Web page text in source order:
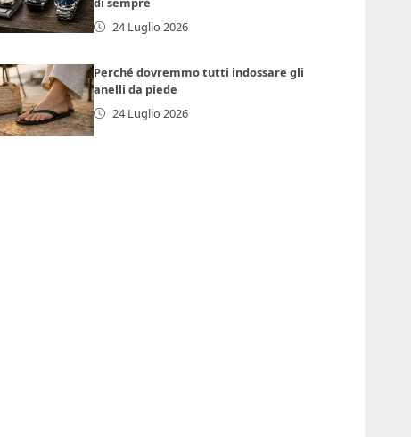
24 Luglio 2026
Perché dovremmo tutti indossare gli
anelli da piede
24 Luglio 2026